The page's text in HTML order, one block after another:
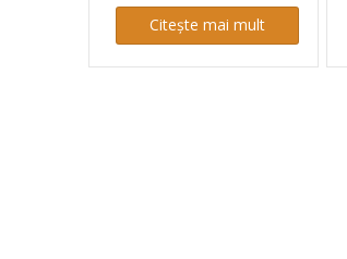
Citește mai mult